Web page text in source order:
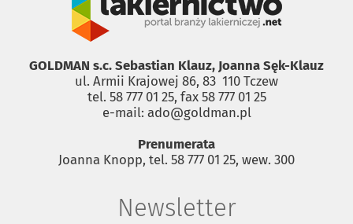
GOLDMAN s.c. Sebastian Klauz, Joanna Sęk-Klauz
ul. Armii Krajowej 86, 83 ­ 110 Tczew
tel. 58 777 01 25, fax 58 777 01 25
e-mail: ado@goldman.pl
Prenumerata
Joanna Knopp, tel. 58 777 01 25, wew. 300
Newsletter